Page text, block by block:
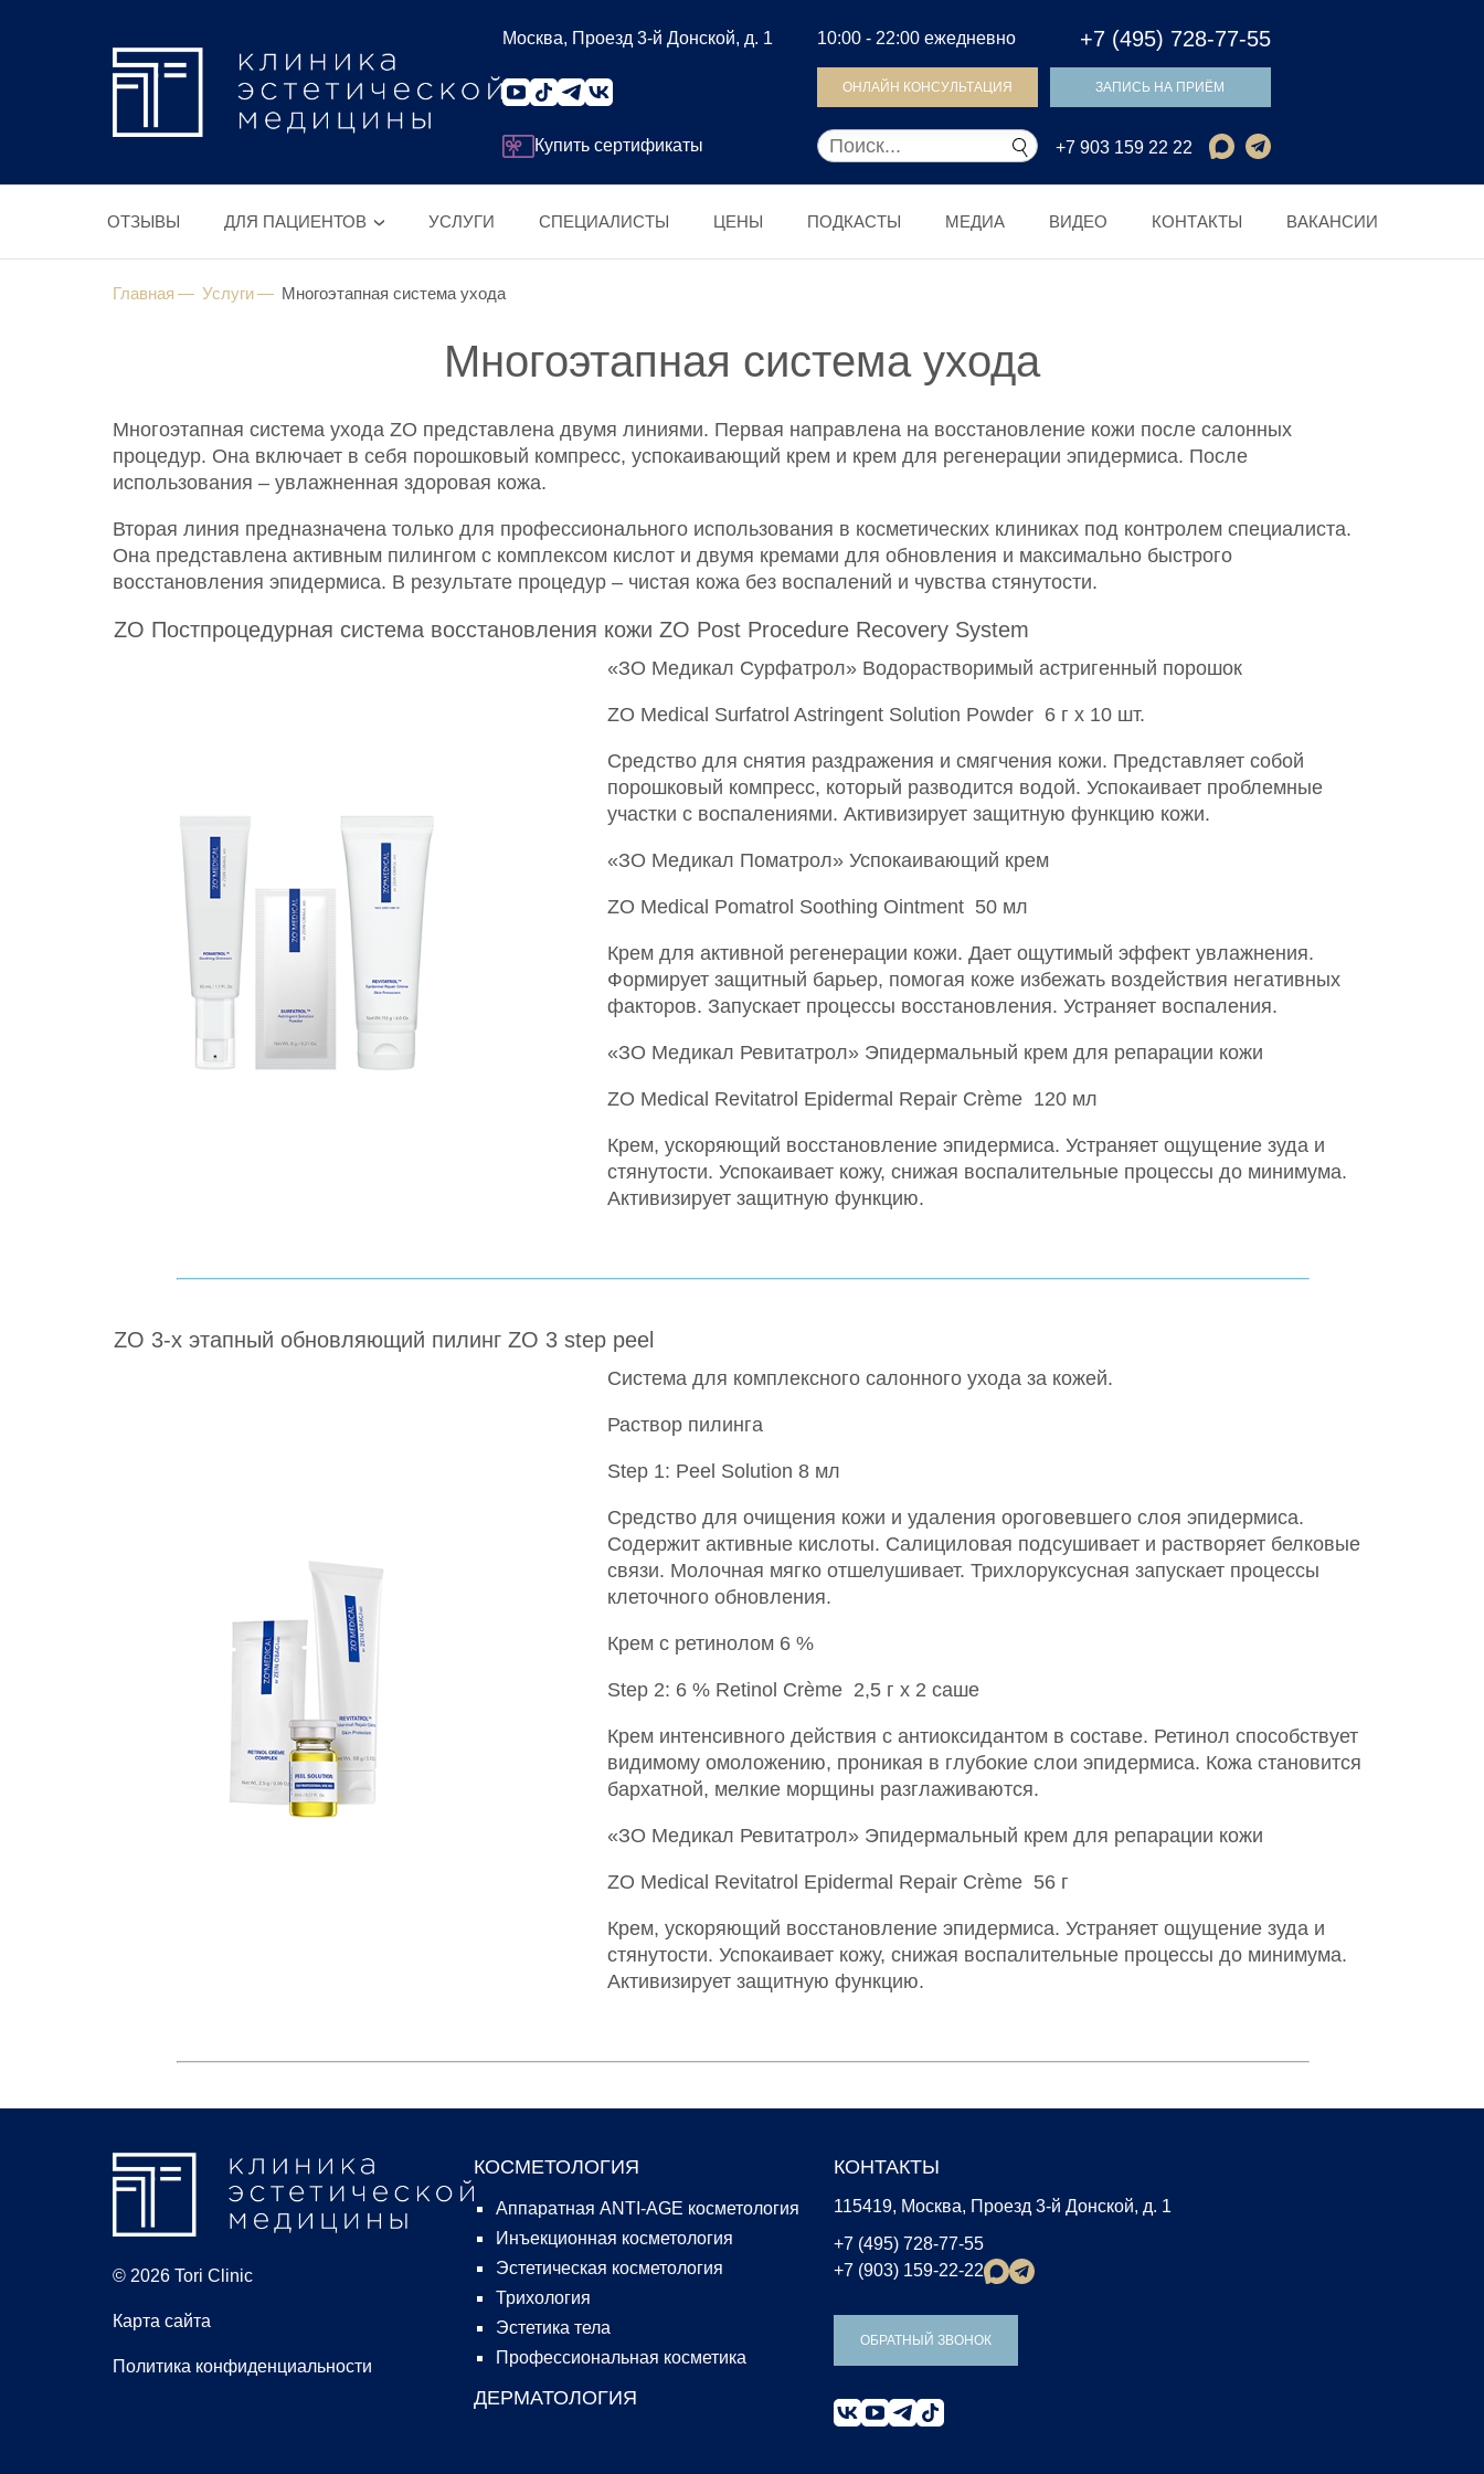
Москва, Проезд 3-й Донской, д. 1
Купить сертификаты
10:00 - 22:00 ежедневно +7 (495) 728-77-55
ОНЛАЙН КОНСУЛЬТАЦИЯ ЗАПИСЬ НА ПРИЁМ
+7 903 159 22 22
ОТЗЫВЫ ДЛЯ ПАЦИЕНТОВ УСЛУГИ СПЕЦИАЛИСТЫ ЦЕНЫ ПОДКАСТЫ МЕДИА ВИДЕО КОНТАКТЫ ВАКАНСИИ
Главная Услуги Многоэтапная система ухода
Многоэтапная система ухода
Многоэтапная система ухода ZO представлена двумя линиями. Первая направлена на восстановление кожи после салонных
процедур. Она включает в себя порошковый компресс, успокаивающий крем и крем для регенерации эпидермиса. После
использования – увлажненная здоровая кожа.
Вторая линия предназначена только для профессионального использования в косметических клиниках под контролем специалиста.
Она представлена активным пилингом с комплексом кислот и двумя кремами для обновления и максимально быстрого
восстановления эпидермиса. В результате процедур – чистая кожа без воспалений и чувства стянутости.
ZO Постпроцедурная система восстановления кожи ZO Post Procedure Recovery System
«ЗО Медикал Сурфатрол» Водорастворимый астригенный порошок
ZO Medical Surfatrol Astringent Solution Powder 6 г х 10 шт.
Средство для снятия раздражения и смягчения кожи. Представляет собой
порошковый компресс, который разводится водой. Успокаивает проблемные
участки с воспалениями. Активизирует защитную функцию кожи.
«ЗО Медикал Поматрол» Успокаивающий крем
ZO Medical Pomatrol Soothing Ointment 50 мл
Крем для активной регенерации кожи. Дает ощутимый эффект увлажнения.
Формирует защитный барьер, помогая коже избежать воздействия негативных
факторов. Запускает процессы восстановления. Устраняет воспаления.
«ЗО Медикал Ревитатрол» Эпидермальный крем для репарации кожи
ZO Medical Revitatrol Epidermal Repair Crème 120 мл
Крем, ускоряющий восстановление эпидермиса. Устраняет ощущение зуда и
стянутости. Успокаивает кожу, снижая воспалительные процессы до минимума.
Активизирует защитную функцию.
ZO 3-х этапный обновляющий пилинг ZO 3 step peel
Система для комплексного салонного ухода за кожей.
Раствор пилинга
Step 1: Peel Solution 8 мл
Средство для очищения кожи и удаления ороговевшего слоя эпидермиса.
Содержит активные кислоты. Салициловая подсушивает и растворяет белковые
связи. Молочная мягко отшелушивает. Трихлоруксусная запускает процессы
клеточного обновления.
Крем с ретинолом 6 %
Step 2: 6 % Retinol Crème 2,5 г х 2 саше
Крем интенсивного действия с антиоксидантом в составе. Ретинол способствует
видимому омоложению, проникая в глубокие слои эпидермиса. Кожа становится
бархатной, мелкие морщины разглаживаются.
«ЗО Медикал Ревитатрол» Эпидермальный крем для репарации кожи
ZO Medical Revitatrol Epidermal Repair Crème 56 г
Крем, ускоряющий восстановление эпидермиса. Устраняет ощущение зуда и
стянутости. Успокаивает кожу, снижая воспалительные процессы до минимума.
Активизирует защитную функцию.
© 2026 Tori Clinic
Карта сайта
Политика конфиденциальности
КОСМЕТОЛОГИЯ
Аппаратная ANTI-AGE косметология
Инъекционная косметология
Эстетическая косметология
Трихология
Эстетика тела
Профессиональная косметика
ДЕРМАТОЛОГИЯ
КОНТАКТЫ
115419, Москва, Проезд 3-й Донской, д. 1
+7 (495) 728-77-55
+7 (903) 159-22-22
ОБРАТНЫЙ ЗВОНОК